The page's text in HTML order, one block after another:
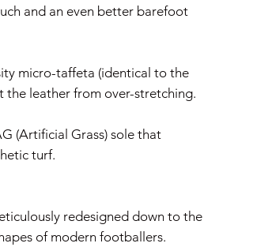
and an even better barefoot
micro-taffeta (identical to the
the leather from over-stretching.
(Artificial Grass) sole that
turf.
redesigned down to the
of modern footballers.